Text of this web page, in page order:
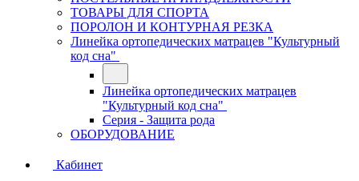
ТОВАРЫ ДЛЯ СПОРТА
ПОРОЛОН И КОНТУРНАЯ РЕЗКА
Линейка ортопедических матрацев "Культурный
код сна"
Линейка ортопедических матрацев
"Культурный код сна"
Серия - Защита рода
ОБОРУДОВАНИЕ
Кабинет